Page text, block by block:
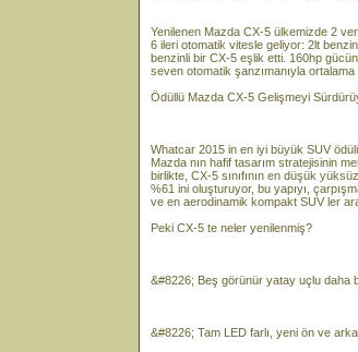
Yenilenen Mazda CX-5 ülkemizde 2
6 ileri otomatik vitesle geliyor: 2lt
benzinli bir CX-5 eşlik etti. 160hp
seven otomatik şanzımanıyla ortalama
Ödüllü Mazda CX-5 Gelişmeyi
Whatcar 2015 in en iyi büyük SUV
Mazda nın hafif tasarım stratejisinin
birlikte, CX-5 sınıfının en düşük
%61 ini oluşturuyor, bu yapıyı,
ve en aerodinamik kompakt SUV ler
Peki CX-5 te neler yenilenmiş?
&#8226; Beş görünür yatay uçlu daha
&#8226; Tam LED farlı, yeni ön ve